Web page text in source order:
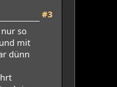
#3
so
mit
dünn